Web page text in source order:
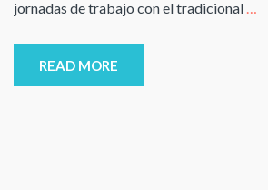
jornadas de trabajo con el tradicional …
READ MORE